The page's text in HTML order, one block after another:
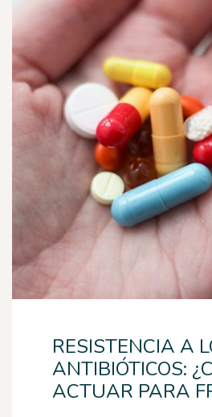
RESISTENCIA A
ANTIBIÓTICOS:
ACTUAR PARA